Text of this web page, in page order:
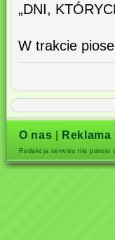
„DNI,
W trakcie
O nas Reklama
Redakcja serwisu nie ponosi